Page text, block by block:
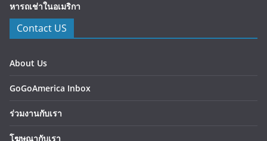
หารถเช่าในอเมริกา
Contact US
About Us
GoGoAmerica Inbox
ร่วมงานกับเรา
โฆษณากับเรา